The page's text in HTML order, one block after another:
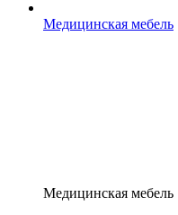
Медицинская мебель
Медицинская мебель